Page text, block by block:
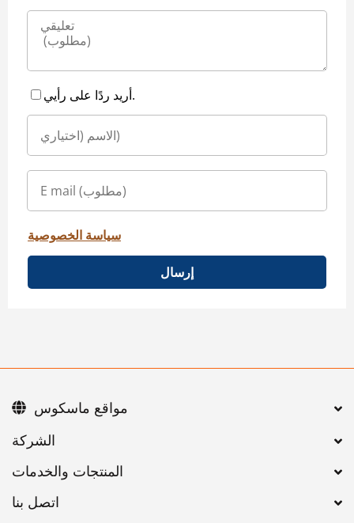
أريد ردًا على رأيي.
سياسة الخصوصية
إرسال
اتصل بنا
مواقع ماسكوس